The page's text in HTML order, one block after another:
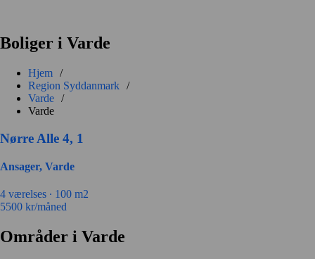
Boliger i Varde
Hjem /
Region Syddanmark /
Varde /
Varde
Nørre Alle 4, 1
Ansager, Varde
4 værelses ∙ 100 m2
5500 kr/måned
Områder i Varde